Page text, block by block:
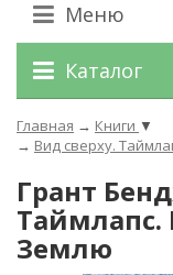
Меню
Каталог
Главная → Книги ▼
→ Вид сверху.
Грант
Таймлапс.
Землю